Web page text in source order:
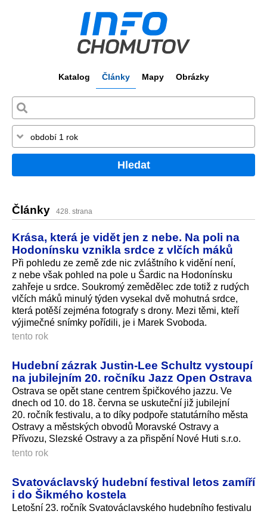
Katalog Články Mapy Obrázky
Hledat
Články 428. strana
Krása, která je vidět jen z nebe. Na poli na
Hodonínsku vznikla srdce z vlčích máků
Při pohledu ze země zde nic zvláštního k vidění není,
z nebe však pohled na pole u Šardic na Hodonínsku
zahřeje u srdce. Soukromý zemědělec zde totiž z rudých
vlčích máků minulý týden vysekal dvě mohutná srdce,
která potěší zejména fotografy s drony. Mezi těmi, kteří
výjimečné snímky pořídili, je i Marek Svoboda.
tento rok
Hudební zázrak Justin-Lee Schultz vystoupí
na jubilejním 20. ročníku Jazz Open Ostrava
Ostrava se opět stane centrem špičkového jazzu. Ve
dnech od 10. do 18. června se uskuteční již jubilejní
20. ročník festivalu, a to díky podpoře statutárního města
Ostravy a městských obvodů Moravské Ostravy a
Přívozu, Slezské Ostravy a za přispění Nové Huti s.r.o.
tento rok
Svatováclavský hudební festival letos zamíří
i do Šikmého kostela
Letošní 23. ročník Svatováclavského hudebního festivalu